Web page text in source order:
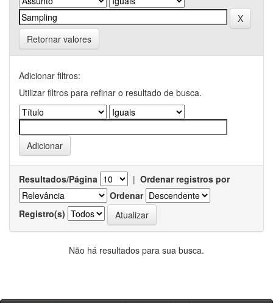
Retornar valores
Adicionar filtros:
Utilizar filtros para refinar o resultado de busca.
Resultados/Página | Ordenar registros por
Ordenar
Registro(s)
Não há resultados para sua busca.